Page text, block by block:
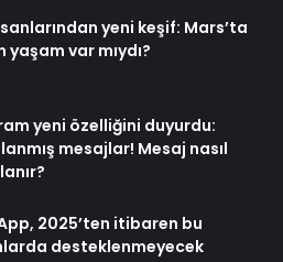
yeni keşif: Mars’ta
yaşam var mıydı?
yeni özelliğini duyurdu:
mesajlar! Mesaj nasıl
2025’ten itibaren bu
desteklenmeyecek